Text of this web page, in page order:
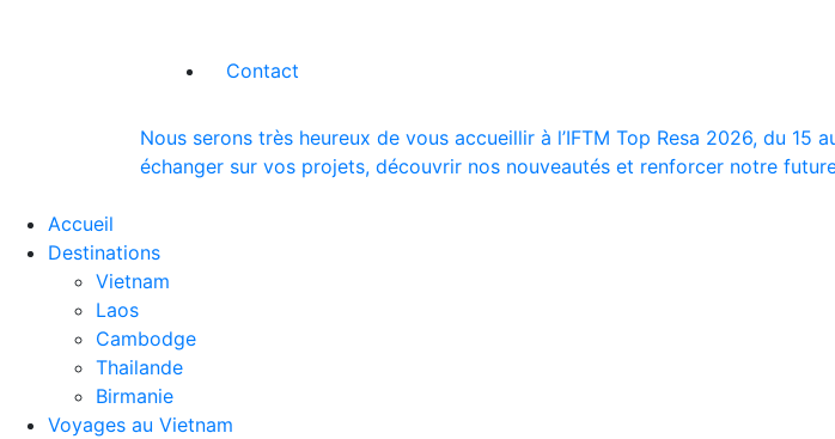
Contact
Nous serons très heureux de vous accueillir à l’IFTM Top Resa 2026, du
échanger sur vos projets, découvrir nos nouveautés et renforcer notre
Accueil
Destinations
Vietnam
Laos
Cambodge
Thailande
Birmanie
Voyages au Vietnam